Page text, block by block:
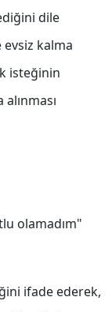
dile
evsiz kalma
isteğinin
olamadım"
ifade ederek,